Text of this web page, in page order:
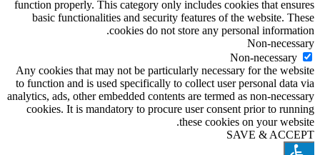
function properly. This category only includes cookies that ensures
basic functionalities and security features of the website. These
cookies do not store any personal information.
Non-necessary
Non-necessary
Any cookies that may not be particularly necessary for the website
to function and is used specifically to collect user personal data via
analytics, ads, other embedded contents are termed as non-necessary
cookies. It is mandatory to procure user consent prior to running
these cookies on your website.
SAVE & ACCEPT